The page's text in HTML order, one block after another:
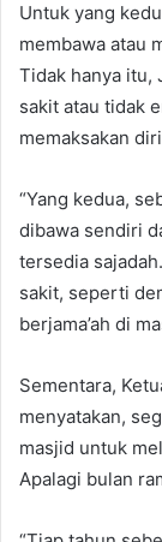
Untuk yang
membawa atau
Tidak hanya itu,
sakit atau tidak
memaksakan
“Yang kedua,
dibawa sendiri
tersedia
sakit, seperti
berjama’ah di
Sementara,
menyatakan,
masjid untuk
Apalagi bulan